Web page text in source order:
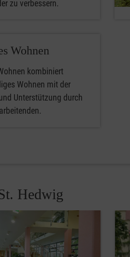
zu verbessern.
Wohnen
kombiniert
Wohnen mit der
Unterstützung durch
Hedwig